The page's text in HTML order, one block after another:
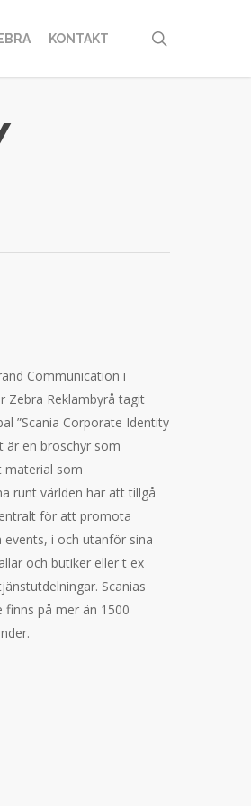
KONTAKT
Communication i
Zebra Reklambyrå tagit
”Scania Corporate Identity
är en broschyr som
material som
runt världen har att tillgå
för att promota
events, i och utanför sina
och butiker eller t ex
Scanias
finns på mer än 1500